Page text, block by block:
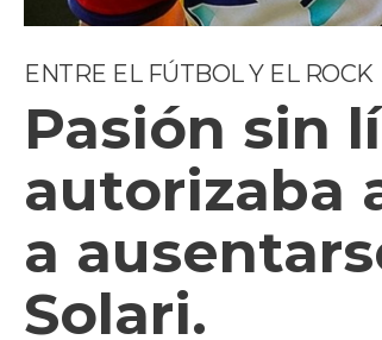
ENTRE EL FÚTBOL Y EL ROCK
Pasión sin
autorizaba
a
Solari.